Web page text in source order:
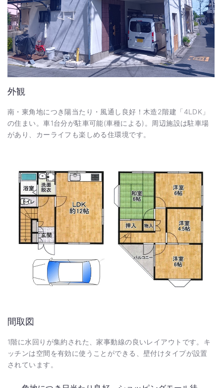
外観
南・東角地につき陽当たり・風通し良好！木造2階建「4LDK」
の住まい。車1台分が駐車可能(車種による)。周辺施設は駐車場
があり、カーライフも楽しめる住環境です。
間取図
1階に水回りが集約された、家事動線の良いレイアウトです。キ
ッチンは空間を有効に使うことができる、壁付けタイプが設置
されています。